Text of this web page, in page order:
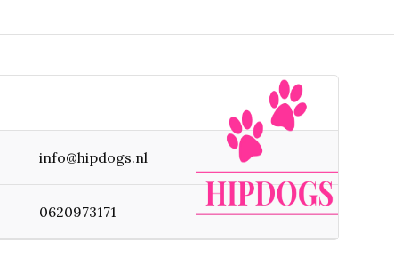
info@hipdogs.nl
0620973171